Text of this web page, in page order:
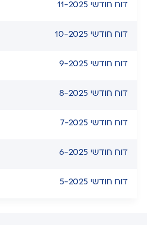
דוח חודשי 11-2025
דוח חודשי 10-2025
דוח חודשי 9-2025
דוח חודשי 8-2025
דוח חודשי 7-2025
דוח חודשי 6-2025
דוח חודשי 5-2025